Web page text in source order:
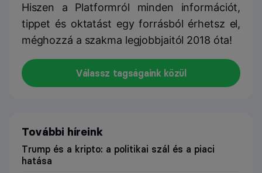
Hiszen a Platformról minden információt,
tippet és oktatást egy forrásból érhetsz el,
méghozzá a szakma legjobbjaitól 2018 óta!
Válassz tagságaink közül
További híreink
Trump és a kripto: a politikai szál és a piaci
hatása